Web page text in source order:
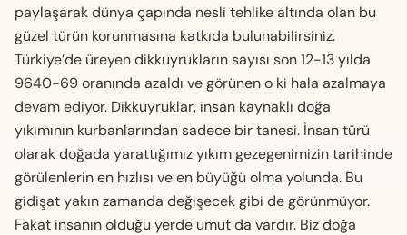
paylaşarak dünya çapında nesli tehlike altında olan bu
güzel türün korunmasına katkıda bulunabi­lirsiniz.
Türkiye’de üreyen dikkuyrukların sayısı son 12-13 yılda
9640-69 oranında azaldı ve görünen o ki hala azalmaya
devam ediyor. Dikkuyruklar, insan kaynaklı doğa
yıkımının kurbanlarından sadece bir tanesi. İnsan türü
olarak doğada yarattığımız yıkım gezegenimizin tarihinde
görülenlerin en hızlısı ve en büyüğü olma yolunda. Bu
gidişat yakın zamanda değişecek gibi de görünmüyor.
Fakat insanın oldu­ğu yerde umut da vardır. Biz doğa